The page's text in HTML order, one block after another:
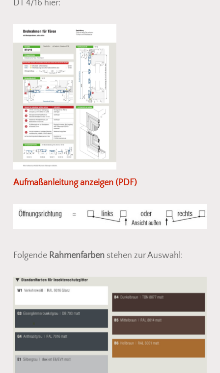
DT 4/16 hier:
Aufmaßanleitung anzeigen (PDF)
Folgende Rahmenfarbenstehen zur Auswahl: